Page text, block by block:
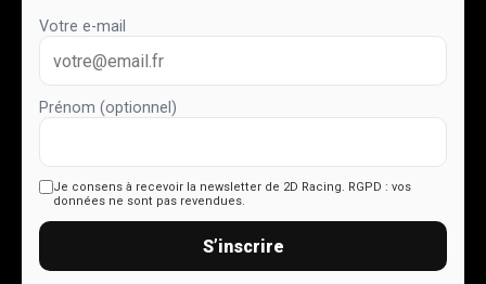
Votre e-mail
Prénom (optionnel)
Je consens à recevoir la newsletter de 2D Racing. RGPD : vos
données ne sont pas revendues.
S’inscrire